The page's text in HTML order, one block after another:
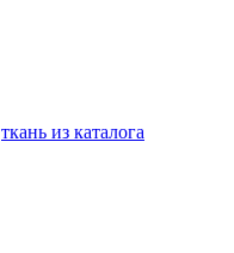
ткань из каталога